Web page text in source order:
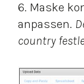
6. Maske
anpassen.
country